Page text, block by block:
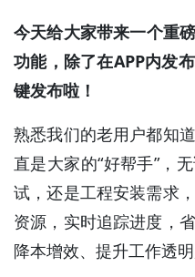
今天给大家带来一个重
功能，除了在APP内发
键发布啦！
熟悉我们的老用户都知
直是大家的“好帮手”，
试，还是工程安装需求
资源，实时追踪进度，
降本增效、提升工作透明